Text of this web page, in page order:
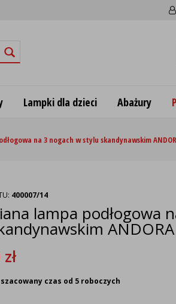
Lampki dla dzieci Abażury
na 3 nogach w stylu skandynawskim
400007/14
lampa podłogowa
ANDORA
zł
szacowany czas od 5 roboczych